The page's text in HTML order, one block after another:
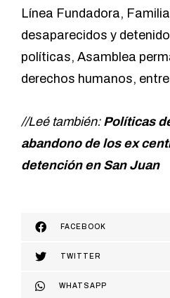
Línea Fundadora,
desaparecidos y
políticas, Asamblea
derechos humanos,
//Leé también: Políticas
abandono de los ex
detención en San Juan
FACEBOOK
TWITTER
WHATSAPP